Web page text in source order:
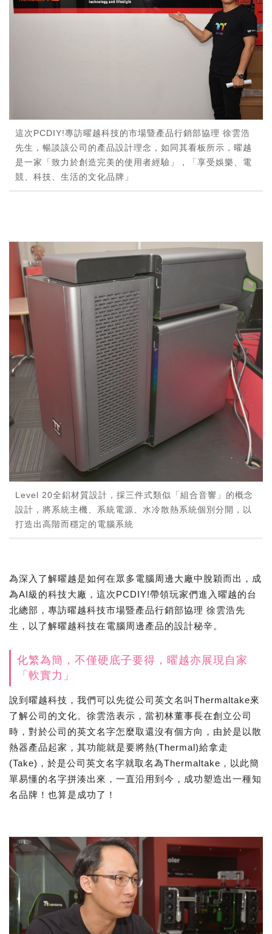
這次PCDIY!專訪曜越科技的市場暨產品行銷部協理 徐雲浩
先生，暢談該公司的產品設計理念，如同其看板所示，曜越
是一家「致力於創造完美的使用者經驗」，「享受娛樂、電
競、科技、生活的文化品牌」
Level 20全鋁材質設計，採三件式類似「組合音響」的概念
設計，將系統主機、系統電源、水冷散熱系統個別分開，以
打造出高階而穩定的電腦系統
為深入了解曜越是如何在眾多電腦周邊大廠中脫穎而出，成
為AI級的科技大廠，這次PCDIY!帶領玩家們進入曜越的台
北總部，專訪曜越科技市場暨產品行銷部協理 徐雲浩先
生，以了解曜越科技在電腦周邊產品的設計秘辛。
化繁為簡，不僅硬底子要得，曜越亦展現自家
「軟實力」
說到曜越科技，我們可以先從公司英文名叫Thermaltake來
了解公司的文化。徐雲浩表示，當初林董事長在創立公司
時，對於公司的英文名字怎麼取還沒有個方向，由於是以散
熱器產品起家，其功能就是要將熱(Thermal)給拿走
(Take)，於是公司英文名字就取名為Thermaltake，以此簡
單易懂的名字拼湊出來，一直沿用到今，成功塑造出一種知
名品牌！也算是成功了！